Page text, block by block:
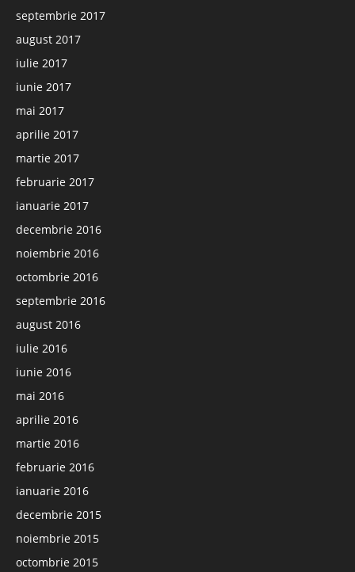
septembrie 2017
august 2017
iulie 2017
iunie 2017
mai 2017
aprilie 2017
martie 2017
februarie 2017
ianuarie 2017
decembrie 2016
noiembrie 2016
octombrie 2016
septembrie 2016
august 2016
iulie 2016
iunie 2016
mai 2016
aprilie 2016
martie 2016
februarie 2016
ianuarie 2016
decembrie 2015
noiembrie 2015
octombrie 2015